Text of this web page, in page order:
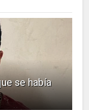
se había